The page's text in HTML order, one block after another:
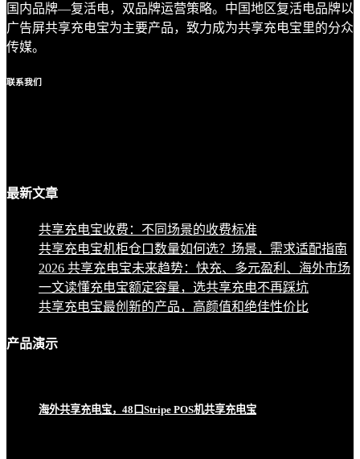
国内品牌—复活电，双品牌运营策略。中国地区复活电品牌以
广告屏共享充电宝为主要产品，致力成为共享充电宝里的分众
传媒。
联系我们
最新文章
共享充电宝收费：不同场景的收费标准
共享充电宝机柜仓口数量如何选？场景，需求适配指南
2026 共享充电宝未来趋势：快充、多元盈利、海外市场
一文读懂充电宝额定容量，选共享充电不再踩坑
共享充电宝最创新的产品，高颜值和绝佳性价比
产品演示
海外共享充电宝，48口Stripe POS机共享充电宝